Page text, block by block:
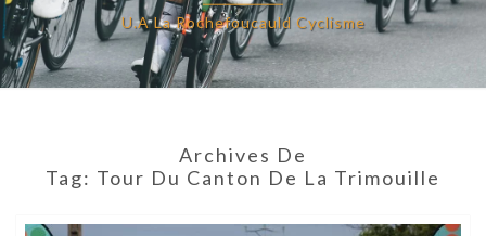
U.A La Rochefoucauld Cyclisme
Archives De
Tag: Tour Du Canton De La Trimouille